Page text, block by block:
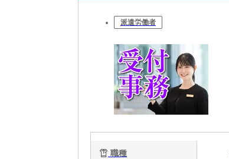
派遣労働者
職種